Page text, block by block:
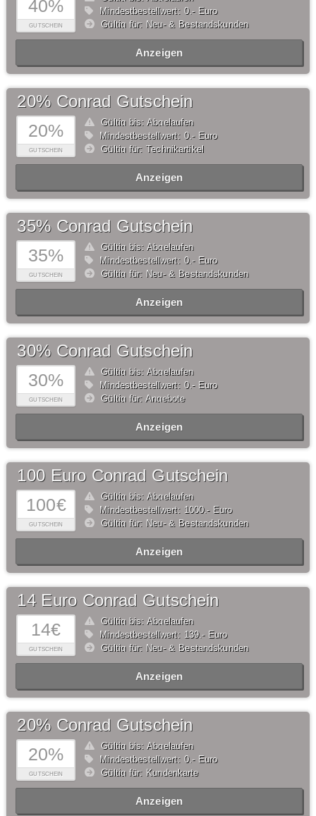
40%
GUTSCHEIN
Mindestbestellwert: 0,- Euro
Gültig für: Neu- & Bestandskunden
Anzeigen
20%
GUTSCHEIN
20% Conrad Gutschein
Gültig bis: Abgelaufen
Mindestbestellwert: 0,- Euro
Gültig für: Technikartikel
Anzeigen
35%
GUTSCHEIN
35% Conrad Gutschein
Gültig bis: Abgelaufen
Mindestbestellwert: 0,- Euro
Gültig für: Neu- & Bestandskunden
Anzeigen
30%
GUTSCHEIN
30% Conrad Gutschein
Gültig bis: Abgelaufen
Mindestbestellwert: 0,- Euro
Gültig für: Angebote
Anzeigen
100€
GUTSCHEIN
100 Euro Conrad Gutschein
Gültig bis: Abgelaufen
Mindestbestellwert: 1000,- Euro
Gültig für: Neu- & Bestandskunden
Anzeigen
14€
GUTSCHEIN
14 Euro Conrad Gutschein
Gültig bis: Abgelaufen
Mindestbestellwert: 139,- Euro
Gültig für: Neu- & Bestandskunden
Anzeigen
20%
GUTSCHEIN
20% Conrad Gutschein
Gültig bis: Abgelaufen
Mindestbestellwert: 0,- Euro
Gültig für: Kundenkarte
Anzeigen